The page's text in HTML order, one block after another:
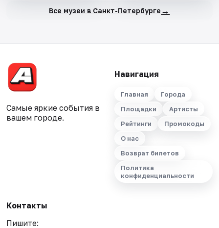
Все музеи в Санкт-Петербурге →
Самые яркие события в
вашем городе.
Навигация
Главная
Города
Площадки
Артисты
Рейтинги
Промокоды
О нас
Возврат билетов
Политика
конфиденциальности
Контакты
Пишите: